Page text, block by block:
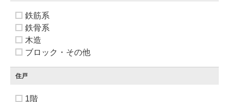
鉄筋系
鉄骨系
木造
ブロック・その他
住戸
1階